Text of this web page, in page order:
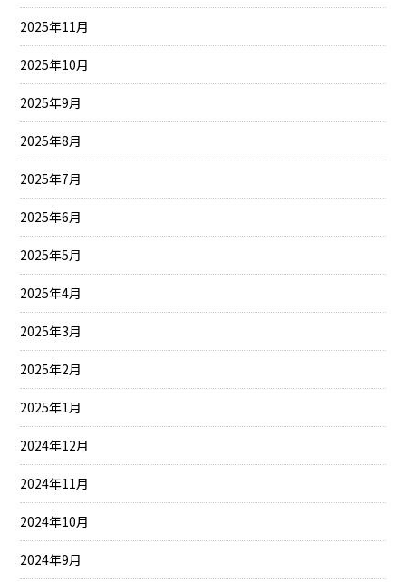
2025年11月
2025年10月
2025年9月
2025年8月
2025年7月
2025年6月
2025年5月
2025年4月
2025年3月
2025年2月
2025年1月
2024年12月
2024年11月
2024年10月
2024年9月